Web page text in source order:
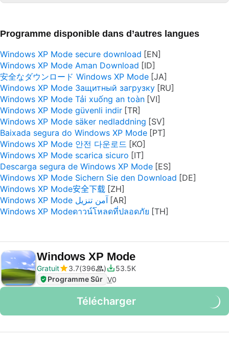
Programme disponible dans d’autres langues
Windows XP Mode secure download
Windows XP Mode Aman Download
安全なダウンロード Windows XP Mode
Windows XP Mode Защитный загрузку
Windows XP Mode Tải xuống an toàn
Windows XP Mode güvenli indir
Windows XP Mode säker nedladdning
Baixada segura do Windows XP Mode
Windows XP Mode 안전 다운로드
Windows XP Mode scarica sicuro
Descarga segura de Windows XP Mode
Windows XP Mode Sichern Sie den Download
Windows XP Mode安全下载
Windows XP Mode آمن تنزيل
Windows XP Modeดาวน์โหลดที่ปลอดภัย
Windows XP Mode
Gratuit 3.7 396
53.5K
Programme Sûr V0
Télécharger